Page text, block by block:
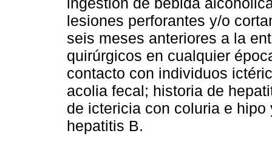
lesiones perforantes y/o
seis meses anteriores a la
quirúrgicos en cualquier
contacto con individuos
acolia fecal; historia de
de ictericia con coluria e
hepatitis B.